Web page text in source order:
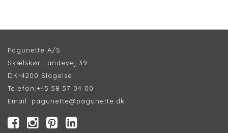
Pagunette A/S
Skælskør Landevej 39
DK-4200 Slagelse
Telefon:+45 58 57 04 00
Email: pagunette@pagunette.dk